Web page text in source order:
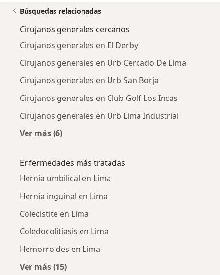
Búsquedas relacionadas
Cirujanos generales cercanos
Cirujanos generales en El Derby
Cirujanos generales en Urb Cercado De Lima
Cirujanos generales en Urb San Borja
Cirujanos generales en Club Golf Los Incas
Cirujanos generales en Urb Lima Industrial
Ver más (6)
Enfermedades más tratadas
Hernia umbilical en Lima
Hernia inguinal en Lima
Colecistite en Lima
Coledocolitiasis en Lima
Hemorroides en Lima
Ver más (15)